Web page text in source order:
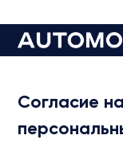
Согласие